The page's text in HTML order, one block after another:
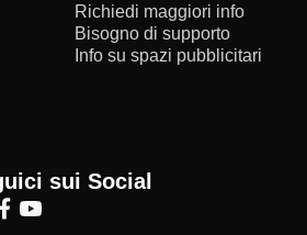
Richiedi maggiori info
Bisogno di supporto
Info su spazi pubblicitari
sui Social